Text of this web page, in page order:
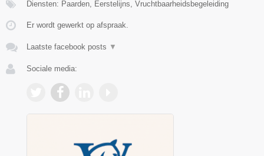
Diensten: Paarden, Eerstelijns, Vruchtbaarheidsbegeleiding
Er wordt gewerkt op afspraak.
Laatste facebook posts ▼
Sociale media: